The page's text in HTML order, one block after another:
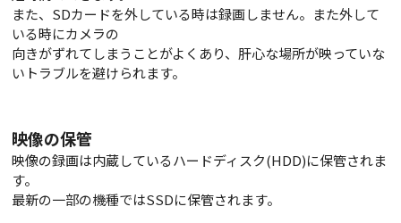
また、SDカードを外している時は録画しません。また外して
いる時にカメラの
向きがずれてしまうことがよくあり、肝心な場所が映っていな
いトラブルを避けられます。
映像の保管
映像の録画は内蔵しているハードディスク(HDD)に保管されま
す。
最新の一部の機種ではSSDに保管されます。